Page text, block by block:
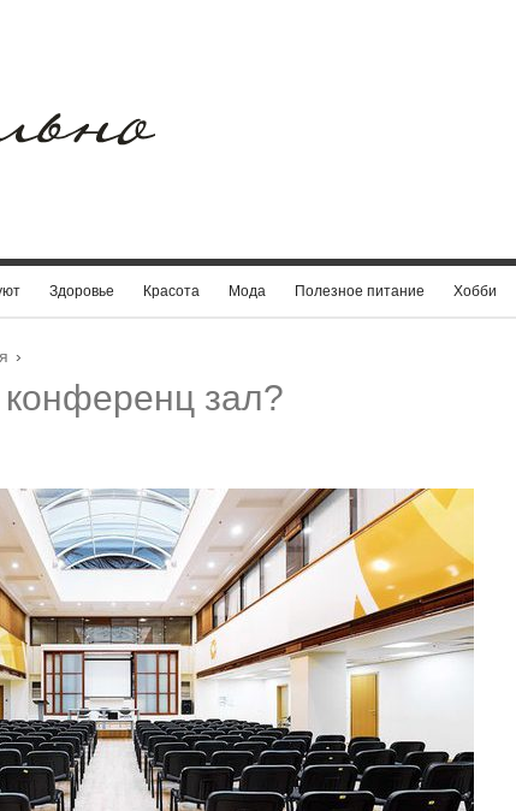
Здоровье Красота Мода Полезное питание Хобби
›
зал?